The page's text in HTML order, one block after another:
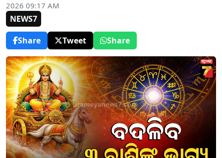
2026 09:17 AM
NEWS7
Share
Tweet Share